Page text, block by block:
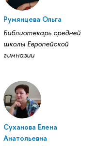
Румянцева Ольга
Библиотекарь средней
школы Европейской
имназии
Суханова Елена
Анатольевна